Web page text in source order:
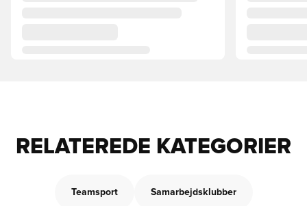
RELATEREDE KATEGORIER
Teamsport Samarbejdsklubber